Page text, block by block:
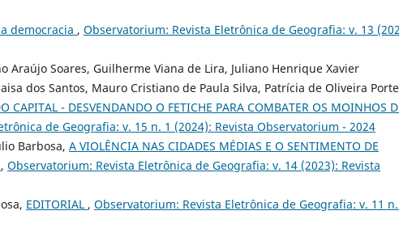
democracia , Observatorium: Revista Eletrônica de Geografia: v. 13
Araújo Soares, Guilherme Viana de Lira, Juliano Henrique Xavier
dos Santos, Mauro Cristiano de Paula Silva, Patrícia de Oliveira
CAPITAL - DESVENDANDO O FETICHE PARA COMBATER OS MOINHOS
de Geografia: v. 15 n. 1 (2024): Revista Observatorium - 2024
Barbosa, A VIOLÊNCIA NAS CIDADES MÉDIAS E O SENTIMENTO DE
, Observatorium: Revista Eletrônica de Geografia: v. 14 (2023): Revista
EDITORIAL , Observatorium: Revista Eletrônica de Geografia: v. 11